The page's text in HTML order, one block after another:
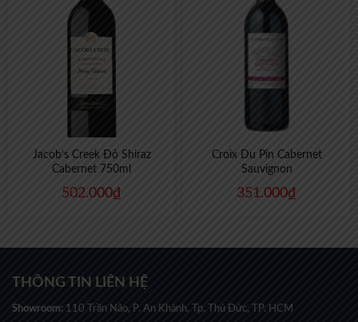
Jacob’s Creek Đỏ Shiraz
Cabernet 750ml
502.000₫
Croix Du Pin Cabernet
Sauvignon
351.000₫
THÔNG TIN LIÊN HỆ
Showroom: 110 Trần Não, P. An Khánh, Tp. Thủ Đức, TP. HCM